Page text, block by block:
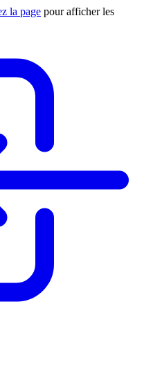
la page pour afficher les